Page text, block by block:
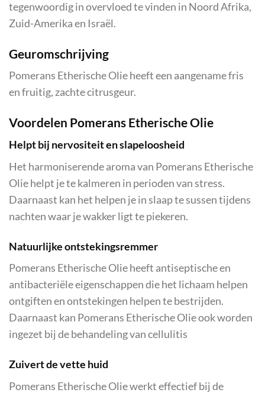
tegenwoordig in overvloed te vinden in Noord Afrika,
Zuid-Amerika en Israël.
Geuromschrijving
Pomerans Etherische Olie heeft een aangename fris
en fruitig, zachte citrusgeur.
Voordelen Pomerans Etherische Olie
Helpt bij nervositeit en slapeloosheid
Het harmoniserende aroma van Pomerans Etherische
Olie helpt je te kalmeren in perioden van stress.
Daarnaast kan het helpen je in slaap te sussen tijdens
nachten waar je wakker ligt te piekeren.
Natuurlijke ontstekingsremmer
Pomerans Etherische Olie heeft antiseptische en
antibacteriële eigenschappen die het lichaam helpen
ontgiften en ontstekingen helpen te bestrijden.
Daarnaast kan Pomerans Etherische Olie ook worden
ingezet bij de behandeling van cellulitis
Zuivert de vette huid
Pomerans Etherische Olie werkt effectief bij de